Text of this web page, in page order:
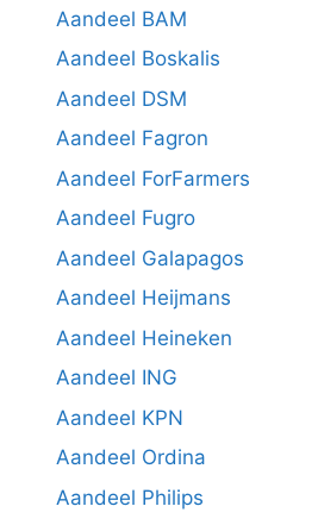
Aandeel BAM
Aandeel Boskalis
Aandeel DSM
Aandeel Fagron
Aandeel ForFarmers
Aandeel Fugro
Aandeel Galapagos
Aandeel Heijmans
Aandeel Heineken
Aandeel ING
Aandeel KPN
Aandeel Ordina
Aandeel Philips